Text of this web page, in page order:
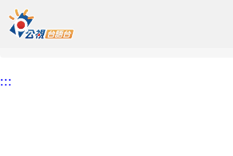
中央內容區塊
頭頁
:::